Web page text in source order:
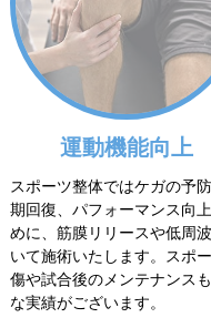
運動機能向上
スポーツ整体ではケガの予
期回復、パフォーマンス向
めに、筋膜リリースや低周
いて施術いたします。スポ
傷や試合後のメンテナンス
な実績がございます。